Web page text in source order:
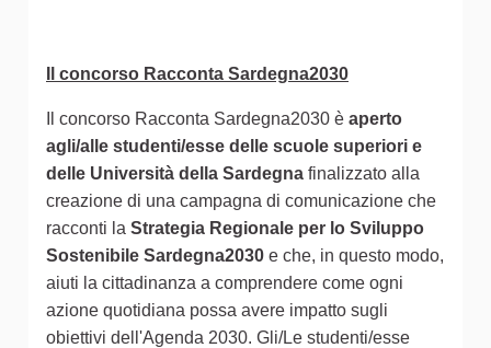
Il concorso Racconta Sardegna2030
Il concorso Racconta Sardegna2030 è aperto
agli/alle studenti/esse delle scuole superiori e
delle Università della Sardegna finalizzato alla
creazione di una campagna di comunicazione che
racconti la Strategia Regionale per lo Sviluppo
Sostenibile Sardegna2030 e che, in questo modo,
aiuti la cittadinanza a comprendere come ogni
azione quotidiana possa avere impatto sugli
obiettivi dell'Agenda 2030. Gli/Le studenti/esse